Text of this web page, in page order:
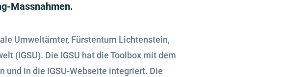
Massnahmen.
Umweltämter, Fürstentum Lichtenstein,
(IGSU). Die IGSU hat die Toolbox mit dem
und in die IGSU-Webseite integriert. Die